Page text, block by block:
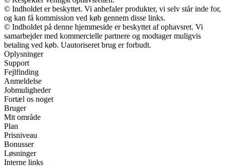
© Indholdet er beskyttet. Vi anbefaler produkter, vi selv står inde for,
og kan få kommission ved køb gennem disse links.
© Indholdet på denne hjemmeside er beskyttet af ophavsret. Vi
samarbejder med kommercielle partnere og modtager muligvis
betaling ved køb. Uautoriseret brug er forbudt.
Oplysninger
Support
Fejlfinding
Anmeldelse
Jobmuligheder
Fortæl os noget
Bruger
Mit område
Plan
Prisniveau
Bonusser
Løsninger
Interne links